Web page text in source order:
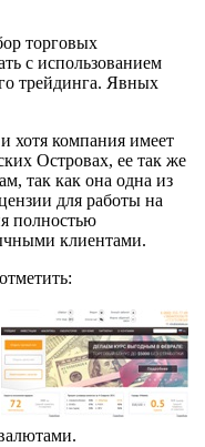
торговых
с использованием
трейдинга. Явных
хотя компания имеет
Островах, ее так же
так как она одна из
для работы на
полностью
клиентами.